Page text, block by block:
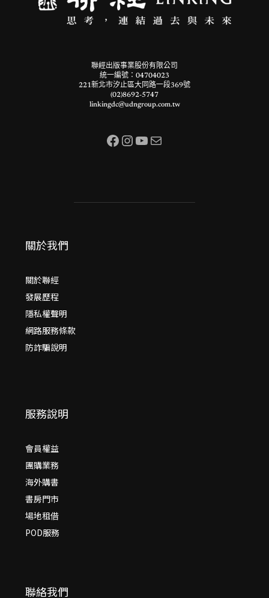
聯經出版事業股份有限公司
統一編號：04704023
221新北市汐止區大同路一段369號
(02)8692-5747
linkingdc@udngroup.com.tw
Facebook InstagramYouTube 電子郵件
關於我們
關於聯經
發展歷程
隱私權聲明
網路服務條款
防詐騙說明
服務說明
會員權益
團購業務
海外購書
書房門市
場地租借
POD服務
聯絡我們